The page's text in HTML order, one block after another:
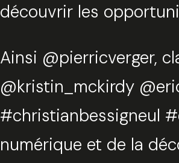
découvrir les
Ainsi @pierricverger,
@kristin_mckirdy
#christianbessigneul
numérique et de la